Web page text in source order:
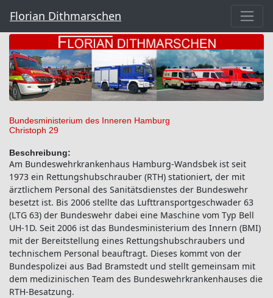
Florian Dithmarschen
Bundesministerium des Inneren Hamburg
Christoph 29
Beschreibung:
Am Bundeswehrkrankenhaus Hamburg-Wandsbek ist seit
1973 ein Rettungshubschrauber (RTH) stationiert, der mit
ärztlichem Personal des Sanitätsdienstes der Bundeswehr
besetzt ist. Bis 2006 stellte das Lufttransportgeschwader 63
(LTG 63) der Bundeswehr dabei eine Maschine vom Typ Bell
UH-1D. Seit 2006 ist das Bundesministerium des Innern (BMI)
mit der Bereitstellung eines Rettungshubschraubers und
technischem Personal beauftragt. Dieses kommt von der
Bundespolizei aus Bad Bramstedt und stellt gemeinsam mit
dem medizinischen Team des Bundeswehrkrankenhauses die
RTH-Besatzung.